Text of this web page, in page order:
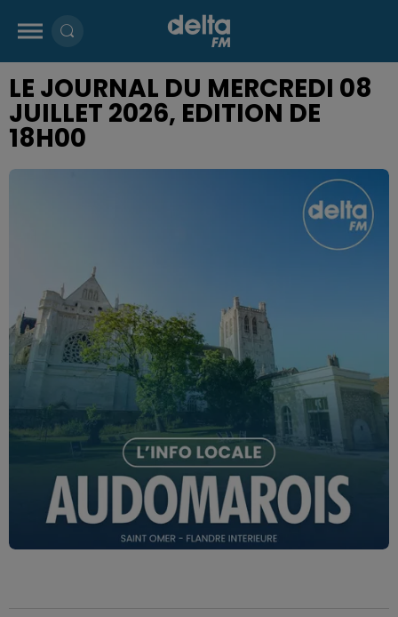
LE JOURNAL DU MERCREDI 08
JUILLET 2026, EDITION DE
18H00